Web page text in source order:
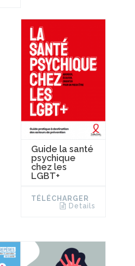
Guide la santé
psychique
chez les
LGBT+
TÉLÉCHARGER
Details